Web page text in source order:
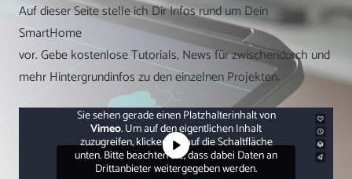
Auf dieser Seite stelle ich Dir Infos rund um Dein
SmartHome
vor. Gebe kostenlose Tutorials, News für zwischendurch und
mehr Hintergrundinfos zu den einzelnen Projekten.
Sie sehen gerade einen Platzhalterinhalt von
Vimeo. Um auf den eigentlichen Inhalt
zuzugreifen, klicken Sie auf die Schaltfläche
unten. Bitte beachten Sie, dass dabei Daten an
Drittanbieter weitergegeben werden.